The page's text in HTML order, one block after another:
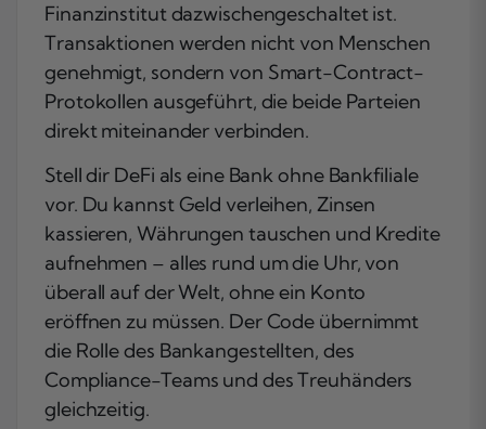
Finanzinstitut dazwischengeschaltet ist.
Transaktionen werden nicht von Menschen
genehmigt, sondern von Smart-Contract-
Protokollen ausgeführt, die beide Parteien
direkt miteinander verbinden.
Stell dir DeFi als eine Bank ohne Bankfiliale
vor. Du kannst Geld verleihen, Zinsen
kassieren, Währungen tauschen und Kredite
aufnehmen – alles rund um die Uhr, von
überall auf der Welt, ohne ein Konto
eröffnen zu müssen. Der Code übernimmt
die Rolle des Bankangestellten, des
Compliance-Teams und des Treuhänders
gleichzeitig.